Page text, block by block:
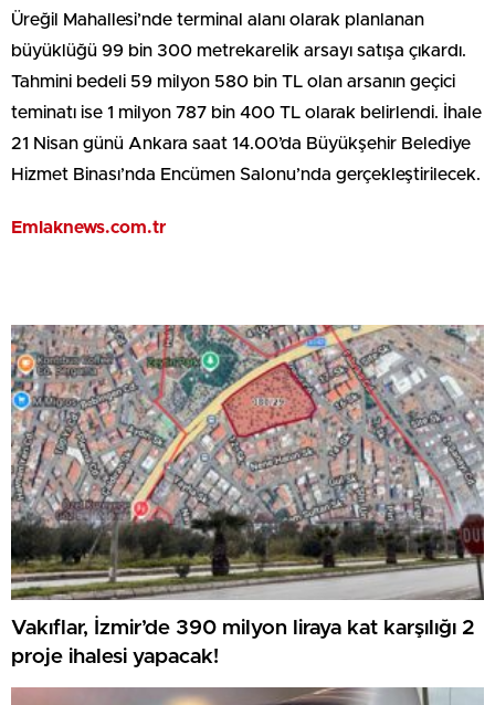
Üreğil Mahallesi’nde terminal alanı olarak planlanan
büyüklüğü 99 bin 300 metrekarelik arsayı satışa çıkardı.
Tahmini bedeli 59 milyon 580 bin TL olan arsanın geçici
teminatı ise 1 milyon 787 bin 400 TL olarak belirlendi. İhale
21 Nisan günü Ankara saat 14.00’da Büyükşehir Belediye
Hizmet Binası’nda Encümen Salonu’nda gerçekleştirilecek.
Emlaknews.com.tr
Vakıflar, İzmir’de 390 milyon liraya kat karşılığı 2
proje ihalesi yapacak!